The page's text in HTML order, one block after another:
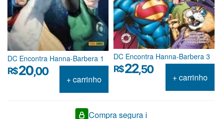
DC Encontra Hanna-Barbera 1
R$20,00
+ carrinho
DC Encontra Hanna-Barbera 3
R$22,50
+ carrinho
Compra segura ℹ️